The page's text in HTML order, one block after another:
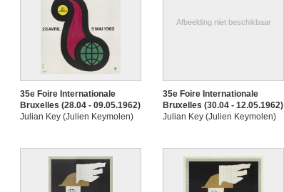
35e Foire Internationale
Bruxelles (28.04 - 09.05.1962)
Julian Key (Julien Keymolen)
Afbeelding niet beschikbaar
35e Foire Internationale
Bruxelles (30.04 - 12.05.1962)
Julian Key (Julien Keymolen)